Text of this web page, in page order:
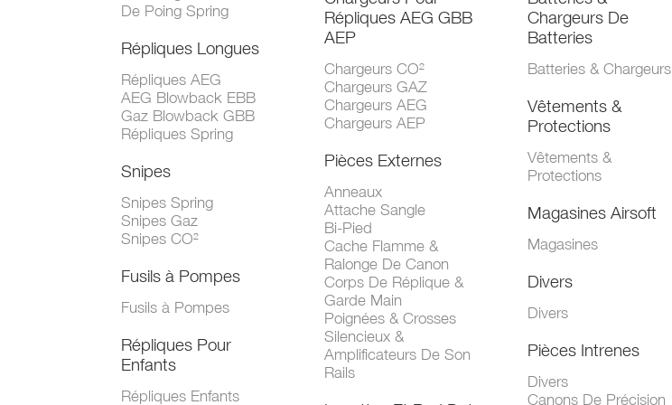
De Poing Spring
Répliques Longues
Répliques AEG
AEG Blowback EBB
Gaz Blowback GBB
Répliques Spring
Snipes
Snipes Spring
Snipes Gaz
Snipes CO²
Fusils à Pompes
Fusils à Pompes
Répliques Pour
Enfants
Répliques Enfants
Répliques AEG GBB
AEP
Chargeurs CO²
Chargeurs GAZ
Chargeurs AEG
Chargeurs AEP
Pièces Externes
Anneaux
Attache Sangle
Bi-Pied
Cache Flamme &
Ralonge De Canon
Corps De Réplique &
Garde Main
Poignées & Crosses
Silencieux &
Amplificateurs De Son
Rails
Chargeurs De
Batteries
Batteries & Chargeurs
Vêtements &
Protections
Vêtements &
Protections
Magasines Airsoft
Magasines
Divers
Divers
Pièces Intrenes
Divers
Canons De Précision